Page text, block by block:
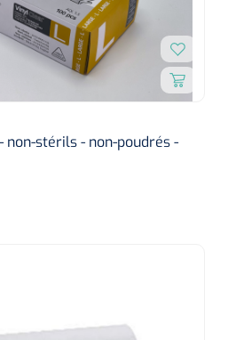
non-stérils - non-poudrés -